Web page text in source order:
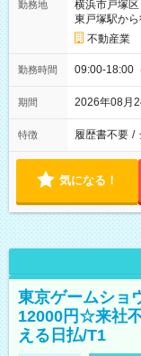
勤務地
横浜市戸塚区
東戸塚駅か
不動産業
勤務時間 09:00-18:00
期間 2026年08月
特徴 履歴書不要 /
気になる！
東京ゲームショ
12000円☆来社
える日払/T1